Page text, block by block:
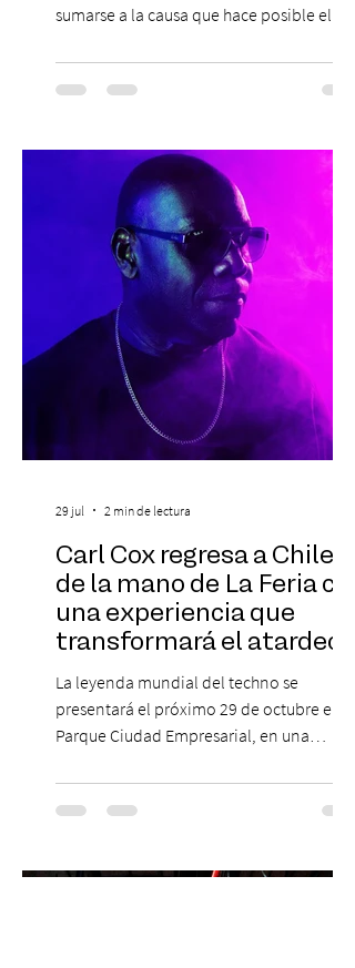
sumarse a la causa que hace posible el
desarrolla durante todo el año: brindar
orientación, contención y apoyo
experiencia del cáncer de mama y a sus
familias, además de impulsar la detección
temprana, porque la información también
es una forma de acompañar. Con este
propósito, la Corporación realizará la 17ª
Corrida por la Vida, e
Carl Cox regresa a Chile
de la mano de La Feria con
una experiencia que
transformará el atardecer
del jueves en una
celebración de música
electrónica
La leyenda mundial del techno se
presentará el próximo 29 de octubre en
Parque Ciudad Empresarial, en una
vivir una jornada de música, comunidad y
cultura electrónica desde las 18:00 horas.
viernes 31 de julio, a las 13:00 horas, a
29 jul 2 min de lectura